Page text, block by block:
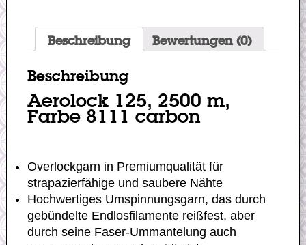
Beschreibung Bewertungen (0)
Beschreibung
Aerolock 125, 2500 m,
Farbe 8111 carbon
Overlockgarn in Premiumqualität für
strapazierfähige und saubere Nähte
Hochwertiges Umspinnungsgarn, das durch
gebündelte Endlosfilamente reißfest, aber
durch seine Faser-Ummantelung auch